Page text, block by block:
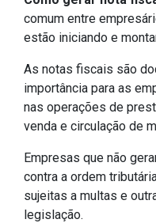
comum entre
estão iniciando e
As notas fiscais são
importância para as
nas operações de
venda e circulação de
Empresas que não
contra a ordem
sujeitas a multas e
legislação.